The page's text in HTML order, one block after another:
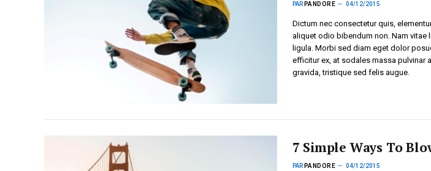
PAR PANDORE 04/12/2015
Dictum nec consectetur quis,
aliquet odio bibendum non. Nam vitae
ligula. Morbi sed diam eget dolor
efficitur ex, at sodales massa pulvinar
gravida, tristique sed felis augue.
7 Simple Ways To
PAR PANDORE 04/12/2015